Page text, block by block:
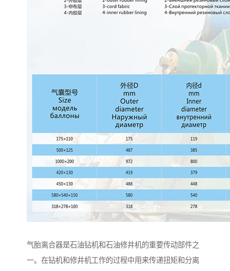
气胎离合器是石油钻机和石油修井机的重要传动部件之
一。在钻机和修井机工作的过程中用来传递扭矩和分离